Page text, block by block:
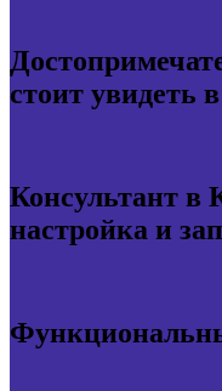
стоит увидеть
Консультант в
настройка и